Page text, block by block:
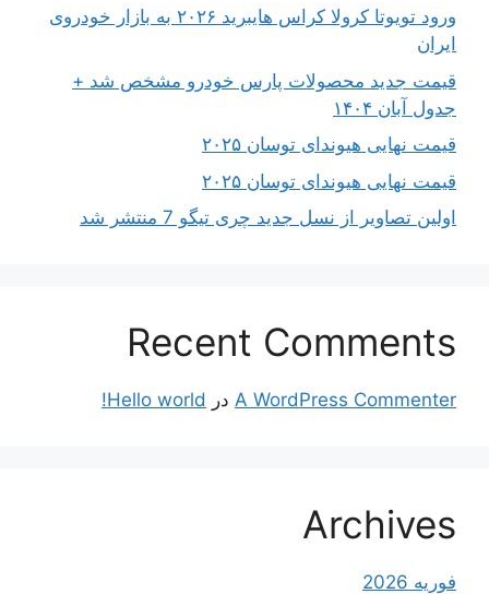
ورود تویوتا کرولا کراس هایبرید ۲۰۲۶ به بازار خودروی
ایران
قیمت جدید محصولات پارس خودرو مشخص شد +
جدول آبان ۱۴۰۴
قیمت نهایی هیوندای توسان ۲۰۲۵
قیمت نهایی هیوندای توسان ۲۰۲۵
اولین تصاویر از نسل جدید چری تیگو 7 منتشر شد
Recent Comments
A WordPress Commenter در Hello world!
Archives
فوریه 2026